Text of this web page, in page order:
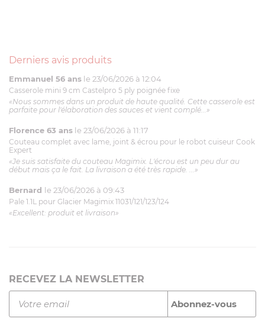
Derniers avis produits
Emmanuel 56 ans le 23/06/2026 à 12:04
Casserole mini 9 cm Castelpro 5 ply poignée fixe
«Nous sommes dans un produit de haute qualité. Cette casserole est
parfaite pour l'élaboration des sauces et vient complé...»
Florence 63 ans le 23/06/2026 à 11:17
Couteau complet avec lame, joint & écrou pour le robot cuiseur Cook
Expert
«Je suis satisfaite du couteau Magimix. L'écrou est un peu dur au
début mais ça le fait. La livraison a été très rapide. ...»
Bernard le 23/06/2026 à 09:43
Pale 1.1L pour Glacier Magimix 11031/121/123/124
«Excellent: produit et livraison»
RECEVEZ LA NEWSLETTER